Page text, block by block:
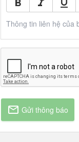
Thông tin liên hệ của
Gửi thông báo